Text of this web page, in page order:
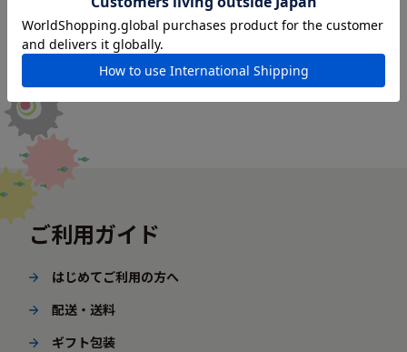
ご利用ガイド
はじめてご利用の方へ
配送・送料
ギフト包装